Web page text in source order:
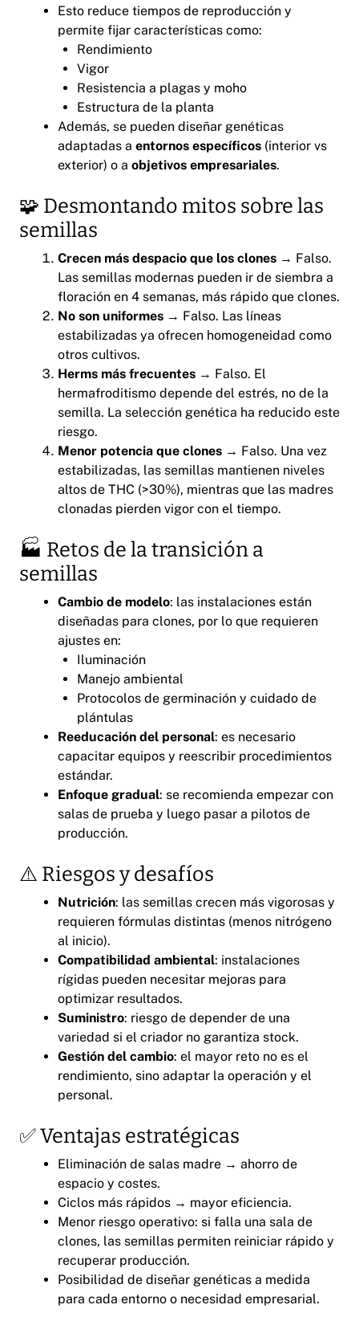
Esto reduce tiempos de reproducción y
permite fijar características como:
Rendimiento
Vigor
Resistencia a plagas y moho
Estructura de la planta
Además, se pueden diseñar genéticas
adaptadas a entornos específicos (interior vs
exterior) o a objetivos empresariales.
🧩 Desmontando mitos sobre las
semillas
Crecen más despacio que los clones → Falso.
Las semillas modernas pueden ir de siembra a
floración en 4 semanas, más rápido que clones.
No son uniformes → Falso. Las líneas
estabilizadas ya ofrecen homogeneidad como
otros cultivos.
Herms más frecuentes → Falso. El
hermafroditismo depende del estrés, no de la
semilla. La selección genética ha reducido este
riesgo.
Menor potencia que clones → Falso. Una vez
estabilizadas, las semillas mantienen niveles
altos de THC (>30%), mientras que las madres
clonadas pierden vigor con el tiempo.
🏭 Retos de la transición a
semillas
Cambio de modelo: las instalaciones están
diseñadas para clones, por lo que requieren
ajustes en:
Iluminación
Manejo ambiental
Protocolos de germinación y cuidado de
plántulas
Reeducación del personal: es necesario
capacitar equipos y reescribir procedimientos
estándar.
Enfoque gradual: se recomienda empezar con
salas de prueba y luego pasar a pilotos de
producción.
⚠️ Riesgos y desafíos
Nutrición: las semillas crecen más vigorosas y
requieren fórmulas distintas (menos nitrógeno
al inicio).
Compatibilidad ambiental: instalaciones
rígidas pueden necesitar mejoras para
optimizar resultados.
Suministro: riesgo de depender de una
variedad si el criador no garantiza stock.
Gestión del cambio: el mayor reto no es el
rendimiento, sino adaptar la operación y el
personal.
✅ Ventajas estratégicas
Eliminación de salas madre → ahorro de
espacio y costes.
Ciclos más rápidos → mayor eficiencia.
Menor riesgo operativo: si falla una sala de
clones, las semillas permiten reiniciar rápido y
recuperar producción.
Posibilidad de diseñar genéticas a medida
para cada entorno o necesidad empresarial.